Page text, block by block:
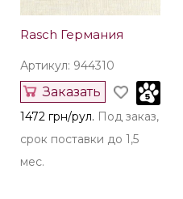
Rasch Германия
Артикул: 944310
Заказать
1472 грн/рул. Под заказ,
срок поставки до 1,5
мес.